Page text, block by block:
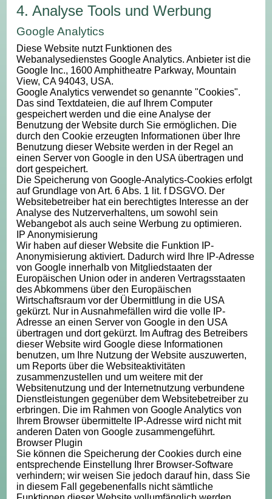
4. Analyse Tools und Werbung
Google Analytics
Diese Website nutzt Funktionen des
Webanalysedienstes Google Analytics. Anbieter ist die
Google Inc., 1600 Amphitheatre Parkway, Mountain
View, CA 94043, USA.
Google Analytics verwendet so genannte "Cookies".
Das sind Textdateien, die auf Ihrem Computer
gespeichert werden und die eine Analyse der
Benutzung der Website durch Sie ermöglichen. Die
durch den Cookie erzeugten Informationen über Ihre
Benutzung dieser Website werden in der Regel an
einen Server von Google in den USA übertragen und
dort gespeichert.
Die Speicherung von Google-Analytics-Cookies erfolgt
auf Grundlage von Art. 6 Abs. 1 lit. f DSGVO. Der
Websitebetreiber hat ein berechtigtes Interesse an der
Analyse des Nutzerverhaltens, um sowohl sein
Webangebot als auch seine Werbung zu optimieren.
IP Anonymisierung
Wir haben auf dieser Website die Funktion IP-
Anonymisierung aktiviert. Dadurch wird Ihre IP-Adresse
von Google innerhalb von Mitgliedstaaten der
Europäischen Union oder in anderen Vertragsstaaten
des Abkommens über den Europäischen
Wirtschaftsraum vor der Übermittlung in die USA
gekürzt. Nur in Ausnahmefällen wird die volle IP-
Adresse an einen Server von Google in den USA
übertragen und dort gekürzt. Im Auftrag des Betreibers
dieser Website wird Google diese Informationen
benutzen, um Ihre Nutzung der Website auszuwerten,
um Reports über die Websiteaktivitäten
zusammenzustellen und um weitere mit der
Websitenutzung und der Internetnutzung verbundene
Dienstleistungen gegenüber dem Websitebetreiber zu
erbringen. Die im Rahmen von Google Analytics von
Ihrem Browser übermittelte IP-Adresse wird nicht mit
anderen Daten von Google zusammengeführt.
Browser Plugin
Sie können die Speicherung der Cookies durch eine
entsprechende Einstellung Ihrer Browser-Software
verhindern; wir weisen Sie jedoch darauf hin, dass Sie
in diesem Fall gegebenenfalls nicht sämtliche